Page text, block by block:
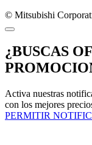
© Mitsubishi
¿BUSCAS
Activa nuestras
con los mejores
PERMITIR